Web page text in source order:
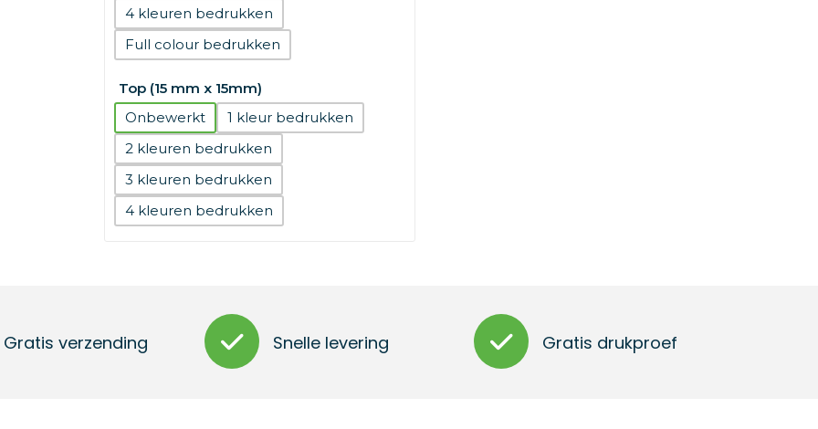
4
Full colour
Top (15 mm x 15mm)
Onbewerkt
1
2
3
4
Gratis verzending Snelle levering Gratis drukproef